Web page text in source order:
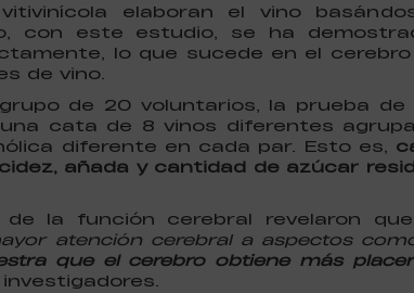
elaboran el vino
con este estudio, se ha
lo que sucede en el
de vino.
de 20 voluntarios, la prueba
cata de 8 vinos diferentes
diferente en cada par. Esto es,
añada y cantidad de azúcar
la función cerebral revelaron que
atención cerebral a aspectos
que el cerebro obtiene más